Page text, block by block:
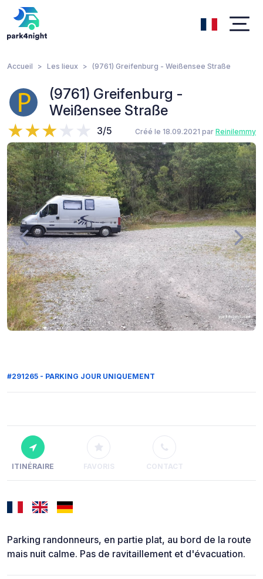
Accueil Les lieux (9761) Greifenburg - Weißensee Straße
(9761) Greifenburg -
Weißensee Straße
3/5 Créé le 18.09.2021 par Reinilemmy
#291265 - PARKING JOUR UNIQUEMENT
ITINÉRAIRE FAVORIS CONTACT
Parking randonneurs, en partie plat, au bord de la route
mais nuit calme. Pas de ravitaillement et d'évacuation.